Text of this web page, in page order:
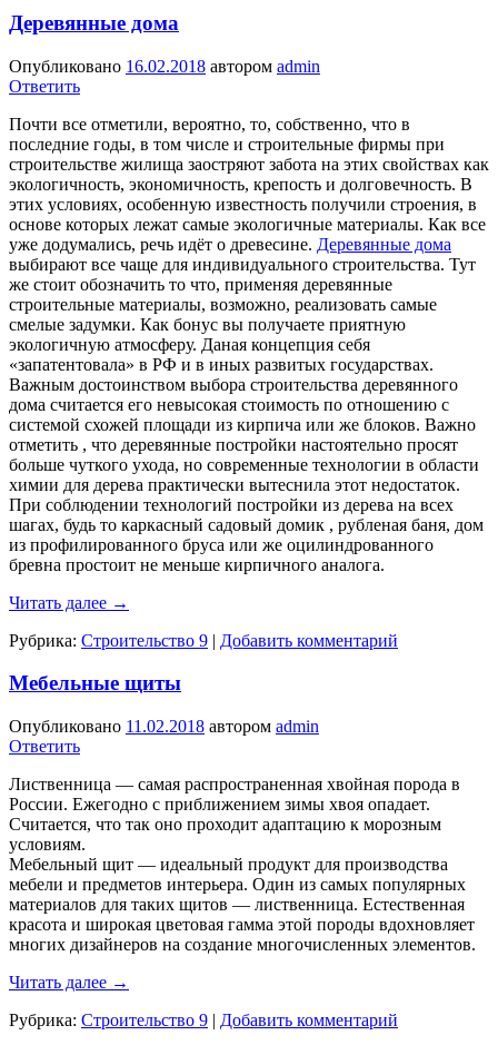
Деревянные дома
Опубликовано 16.02.2018 автором admin
Ответить
Почти все отметили, вероятно, то, собственно, что в
последние годы, в том числе и строительные фирмы при
строительстве жилища заостряют забота на этих свойствах как
экологичность, экономичность, крепость и долговечность. В
этих условиях, особенную известность получили строения, в
основе которых лежат самые экологичные материалы. Как все
уже додумались, речь идёт о древесине. Деревянные дома
выбирают все чаще для индивидуального строительства. Тут
же стоит обозначить то что, применяя деревянные
строительные материалы, возможно, реализовать самые
смелые задумки. Как бонус вы получаете приятную
экологичную атмосферу. Даная концепция себя
«запатентовала» в РФ и в иных развитых государствах.
Важным достоинством выбора строительства деревянного
дома считается его невысокая стоимость по отношению с
системой схожей площади из кирпича или же блоков. Важно
отметить , что деревянные постройки настоятельно просят
больше чуткого ухода, но современные технологии в области
химии для дерева практически вытеснила этот недостаток.
При соблюдении технологий постройки из дерева на всех
шагах, будь то каркасный садовый домик , рубленая баня, дом
из профилированного бруса или же оцилиндрованного
бревна простоит не меньше кирпичного аналога.
Читать далее →
Рубрика: Строительство 9 | Добавить комментарий
Мебельные щиты
Опубликовано 11.02.2018 автором admin
Ответить
Лиственница — самая распространенная хвойная порода в
России. Ежегодно с приближением зимы хвоя опадает.
Считается, что так оно проходит адаптацию к морозным
условиям.
Мебельный щит — идеальный продукт для производства
мебели и предметов интерьера. Один из самых популярных
материалов для таких щитов — лиственница. Естественная
красота и широкая цветовая гамма этой породы вдохновляет
многих дизайнеров на создание многочисленных элементов.
Читать далее →
Рубрика: Строительство 9 | Добавить комментарий